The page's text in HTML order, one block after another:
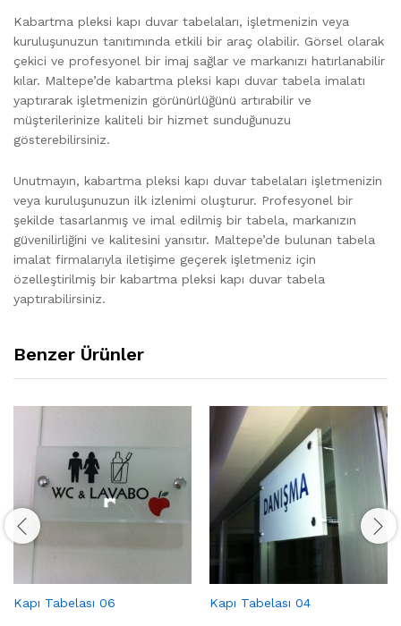
Kabartma pleksi kapı duvar tabelaları, işletmenizin veya
kuruluşunuzun tanıtımında etkili bir araç olabilir. Görsel olarak
çekici ve profesyonel bir imaj sağlar ve markanızı hatırlanabilir
kılar. Maltepe’de kabartma pleksi kapı duvar tabela imalatı
yaptırarak işletmenizin görünürlüğünü artırabilir ve
müşterilerinize kaliteli bir hizmet sunduğunuzu
gösterebilirsiniz.
Unutmayın, kabartma pleksi kapı duvar tabelaları işletmenizin
veya kuruluşunuzun ilk izlenimi oluşturur. Profesyonel bir
şekilde tasarlanmış ve imal edilmiş bir tabela, markanızın
güvenilirliğini ve kalitesini yansıtır. Maltepe’de bulunan tabela
imalat firmalarıyla iletişime geçerek işletmeniz için
özelleştirilmiş bir kabartma pleksi kapı duvar tabela
yaptırabilirsiniz.
Benzer Ürünler
Kapı Tabelası 06 Kapı Tabelası 04